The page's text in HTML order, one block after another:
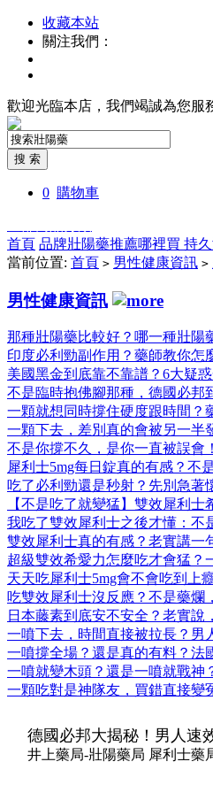
收藏本站
關注我們：
歡迎光臨本店，我們竭誠為您服
0 購物車
首頁 品牌壯陽藥推薦哪裡買 持
當前位置: 首頁 > 男性健康資訊 >
男性健康資訊
那種壯陽藥比較好？哪一種壯陽
印度必利勁副作用？藥師教你怎
美國黑金到底靠不靠譜？6大疑
不是臨時抱佛腳那種，德國必邦
一顆就想同時撐住硬度跟時間？
一顆下去，差別真的會被另一半
不是你撐不久，是你一直被誤會
犀利士5mg每日錠真的有感？不
吃了必利勁還是秒射？先別急著
【不是吃了就變猛】雙效犀利士
我吃了雙效犀利士之後才懂：不
雙效犀利士真的有感？老實講一
超級雙效希愛力怎麼吃才會猛？
天天吃犀利士5mg會不會吃到上
吃雙效犀利士沒反應？不是藥爛
日本藤素到底安不安全？老實說
一噴下去，時間直接被拉長？男
一噴撐全場？還是真的有料？法
一噴就變木頭？還是一噴就戰神
一顆吃對是神隊友，買錯直接變
德國必邦大揭秘！男人速
井上藥局-壯陽藥局 犀利士藥